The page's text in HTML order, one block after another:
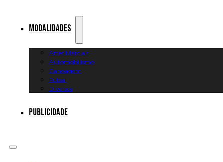
Modalidades
Artes Marciais
Automobilismo
Canoagem
Futsal
Diversos
Publicidade